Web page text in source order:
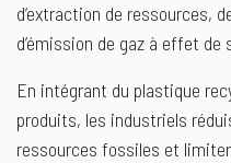
d’extraction de ressources,
d’émission de gaz à effet de
En intégrant du plastique
produits, les industriels
ressources fossiles et